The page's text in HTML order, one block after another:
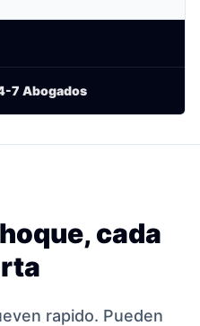
7 Abogados
cada
rapido. Pueden